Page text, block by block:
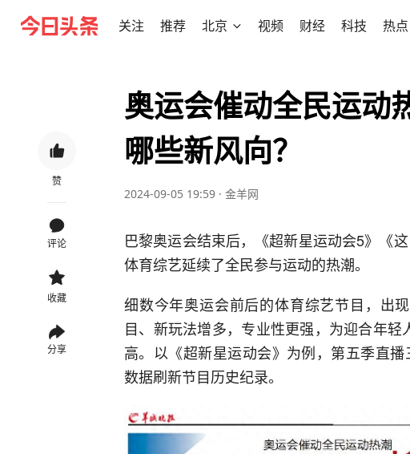
关注 推荐 北京 视频 财经 科技 热点
赞
评论
收藏
分享
奥运会催动全民运动
哪些新风向？
2024-09-05 19:59 · 金羊网
巴黎奥运会结束后，《超新星运动会5》《
体育综艺延续了全民参与运动的热潮。
细数今年奥运会前后的体育综艺节目，出
目、新玩法增多，专业性更强，为迎合年
高。以《超新星运动会》为例，第五季直
数据刷新节目历史纪录。